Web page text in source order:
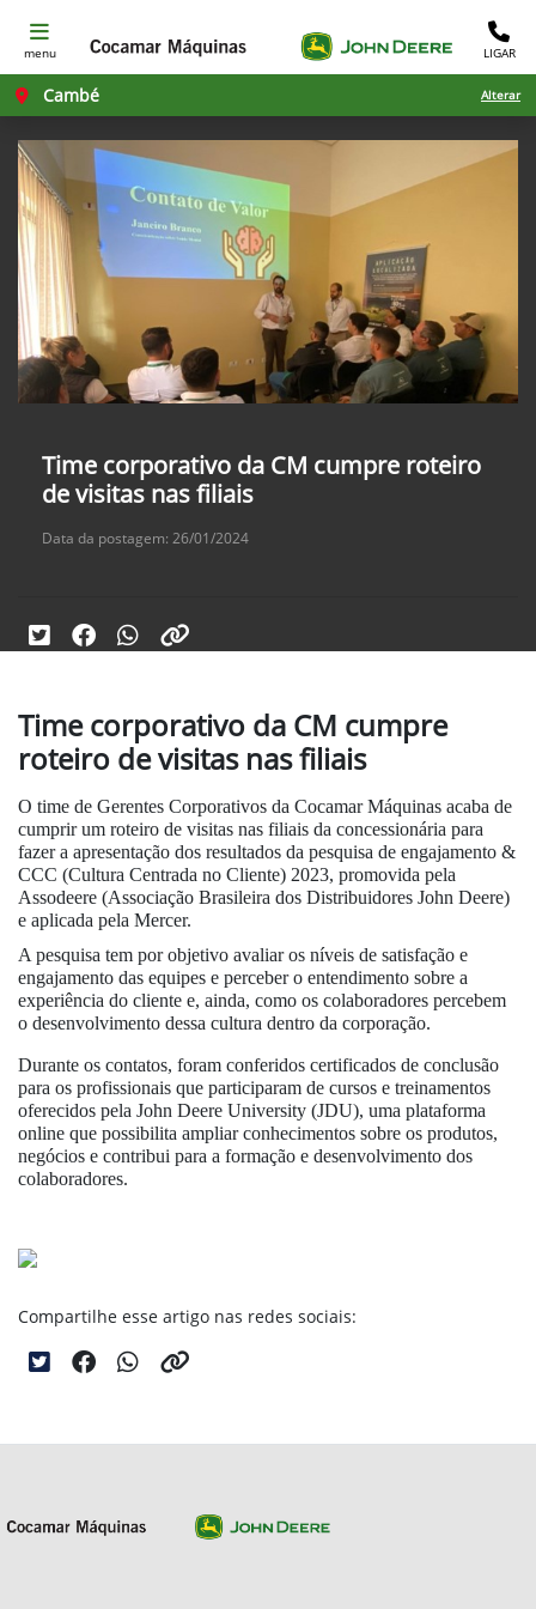
menu LIGAR
Cambé Alterar
Time corporativo da CM cumpre roteiro
de visitas nas filiais
Data da postagem: 26/01/2024
Time corporativo da CM cumpre
roteiro de visitas nas filiais
O time de Gerentes Corporativos da Cocamar Máquinas acaba de
cumprir um roteiro de visitas nas filiais da concessionária para
fazer a apresentação dos resultados da pesquisa de engajamento &
CCC (Cultura Centrada no Cliente) 2023, promovida pela
Assodeere (Associação Brasileira dos Distribuidores John Deere)
e aplicada pela Mercer.
A pesquisa tem por objetivo avaliar os níveis de satisfação e
engajamento das equipes e perceber o entendimento sobre a
experiência do cliente e, ainda, como os colaboradores percebem
o desenvolvimento dessa cultura dentro da corporação.
Durante os contatos, foram conferidos certificados de conclusão
para os profissionais que participaram de cursos e treinamentos
oferecidos pela John Deere University (JDU), uma plataforma
online que possibilita ampliar conhecimentos sobre os produtos,
negócios e contribui para a formação e desenvolvimento dos
colaboradores.
Compartilhe esse artigo nas redes sociais: